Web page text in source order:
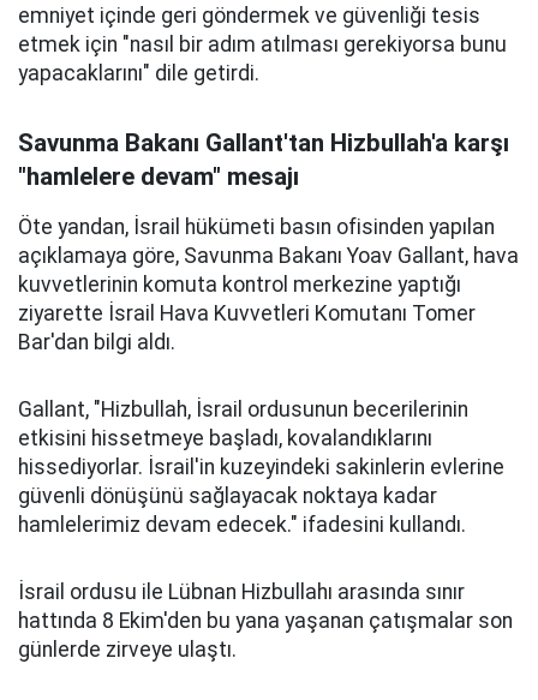
emniyet içinde geri göndermek ve güvenliği tesis
etmek için "nasıl bir adım atılması gerekiyorsa bunu
yapacaklarını" dile getirdi.
Savunma Bakanı Gallant'tan Hizbullah'a karşı
"hamlelere devam" mesajı
Öte yandan, İsrail hükümeti basın ofisinden yapılan
açıklamaya göre, Savunma Bakanı Yoav Gallant, hava
kuvvetlerinin komuta kontrol merkezine yaptığı
ziyarette İsrail Hava Kuvvetleri Komutanı Tomer
Bar'dan bilgi aldı.
Gallant, "Hizbullah, İsrail ordusunun becerilerinin
etkisini hissetmeye başladı, kovalandıklarını
hissediyorlar. İsrail'in kuzeyindeki sakinlerin evlerine
güvenli dönüşünü sağlayacak noktaya kadar
hamlelerimiz devam edecek." ifadesini kullandı.
İsrail ordusu ile Lübnan Hizbullahı arasında sınır
hattında 8 Ekim'den bu yana yaşanan çatışmalar son
günlerde zirveye ulaştı.